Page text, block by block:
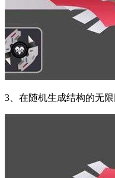
3、在随机生成结构的无